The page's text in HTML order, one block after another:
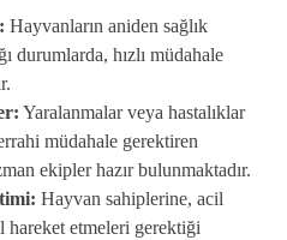
Hayvanların aniden sağlık
durumlarda, hızlı müdahale
Yaralanmalar veya hastalıklar
müdahale gerektiren
ekipler hazır bulunmaktadır.
Hayvan sahiplerine, acil
hareket etmeleri gerektiği